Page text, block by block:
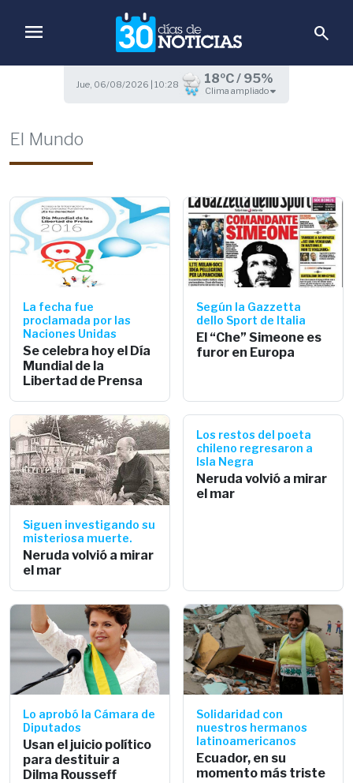
menu search
Jue, 06/08/2026 | 10:28 18ºC / 95%
Clima ampliado
El Mundo
La fecha fue
proclamada por las
Naciones Unidas
Se celebra hoy el Día
Mundial de la
Libertad de Prensa
Según la Gazzetta
dello Sport de Italia
El “Che” Simeone es
furor en Europa
Siguen investigando su
misteriosa muerte.
Neruda volvió a mirar
el mar
Los restos del poeta
chileno regresaron a
Isla Negra
Neruda volvió a mirar
el mar
Lo aprobó la Cámara de
Diputados
Usan el juicio político
para destituir a
Dilma Rousseff
Solidaridad con
nuestros hermanos
latinoamericanos
Ecuador, en su
momento más triste